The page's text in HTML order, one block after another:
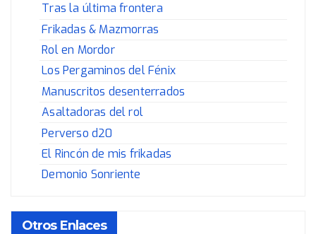
Tras la última frontera
Frikadas & Mazmorras
Rol en Mordor
Los Pergaminos del Fénix
Manuscritos desenterrados
Asaltadoras del rol
Perverso d20
El Rincón de mis frikadas
Demonio Sonriente
Otros Enlaces